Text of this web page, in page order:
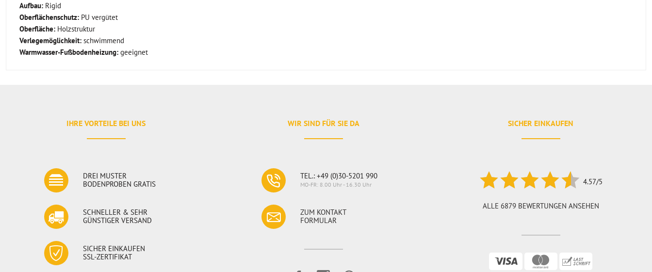
Aufbau: Rigid
Oberflächenschutz: PU vergütet
Oberfläche: Holzstruktur
Verlegemöglichkeit: schwimmend
Warmwasser-Fußbodenheizung: geeignet
IHRE VORTEILE BEI UNS
DREI MUSTER
BODENPROBEN GRATIS
SCHNELLER & SEHR
GÜNSTIGER VERSAND
SICHER EINKAUFEN
SSL-ZERTIFIKAT
WIR SIND FÜR SIE DA
TEL.: +49 (0)30-5201 990
MO-FR: 8.00 Uhr - 16.30 Uhr
ZUM KONTAKT
FORMULAR
SICHER EINKAUFEN
4.57/5
ALLE 6879 BEWERTUNGEN ANSEHEN